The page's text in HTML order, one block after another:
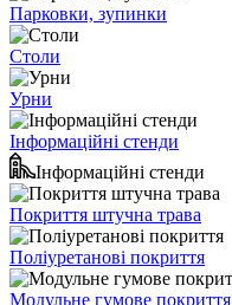
Парковки, зупинки
Столи
Урни
Інформаційні стенди
Інформаційні стенди
Покриття штучна трава
Поліуретанові покриття
Модульне гумове покриття